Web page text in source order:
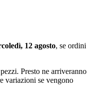
12 agosto, se ordini
Presto ne arriveranno
variazioni se vengono